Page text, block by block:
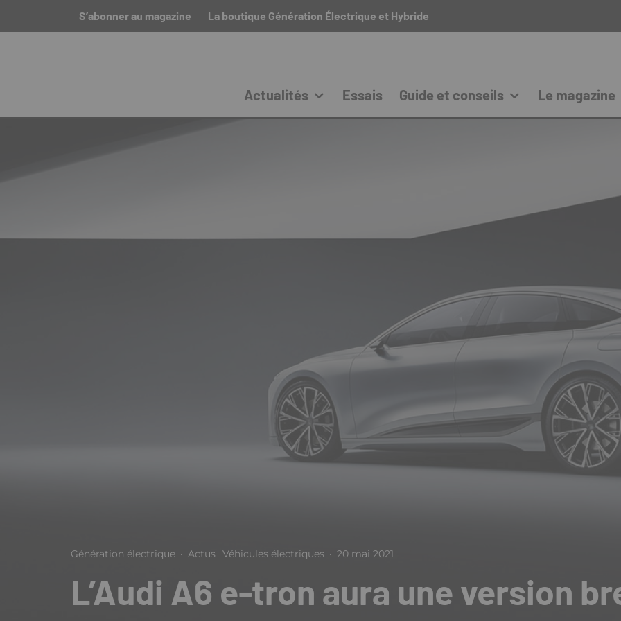
S’abonner au magazine La boutique Génération Électrique et Hybride
Actualités Essais Guide et conseils Le magazine
Génération électrique · Actus Véhicules électriques · 20 mai 2021
L’Audi A6 e-tron aura une version